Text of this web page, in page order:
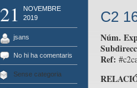
21
NOVEMBRE
2019
jsans
No hi ha comentaris
Sense categoria
C2
Núm.
Ref: